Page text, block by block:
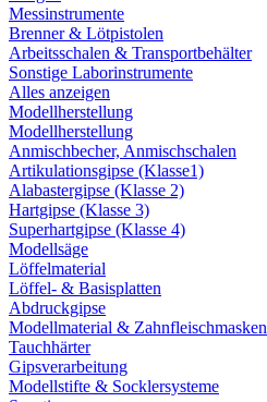
Messinstrumente
Brenner & Lötpistolen
Arbeitsschalen & Transportbehälter
Sonstige Laborinstrumente
Alles anzeigen
Modellherstellung
Modellherstellung
Anmischbecher, Anmischschalen
Artikulationsgipse (Klasse1)
Alabastergipse (Klasse 2)
Hartgipse (Klasse 3)
Superhartgipse (Klasse 4)
Modellsäge
Löffelmaterial
Löffel- & Basisplatten
Abdruckgipse
Modellmaterial & Zahnfleischmasken
Tauchhärter
Gipsverarbeitung
Modellstifte & Socklersysteme